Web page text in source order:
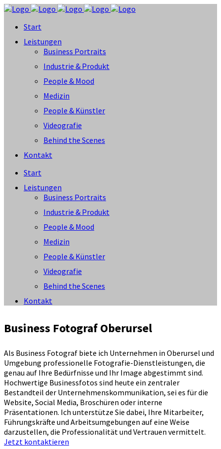
Start
Leistungen
Business Portraits
Industrie & Produkt
People & Mood
Medizin
People & Künstler
Videografie
Behind the Scenes
Kontakt
Start
Leistungen
Business Portraits
Industrie & Produkt
People & Mood
Medizin
People & Künstler
Videografie
Behind the Scenes
Kontakt
Business Fotograf Oberursel
Als Business Fotograf biete ich Unternehmen in Oberursel und
Umgebung professionelle Fotografie-Dienstleistungen, die
genau auf Ihre Bedürfnisse und Ihr Image abgestimmt sind.
Hochwertige Businessfotos sind heute ein zentraler
Bestandteil der Unternehmenskommunikation, sei es für die
Website, Social Media, Broschüren oder interne
Präsentationen. Ich unterstütze Sie dabei, Ihre Mitarbeiter,
Führungskräfte und Arbeitsumgebungen auf eine Weise
darzustellen, die Professionalität und Vertrauen vermittelt.
Jetzt kontaktieren